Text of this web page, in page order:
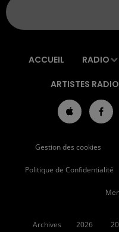
ACCUEIL RADIO
ARTISTES
Gestion des cookies
Politique de Confidentialité
Archives 2026